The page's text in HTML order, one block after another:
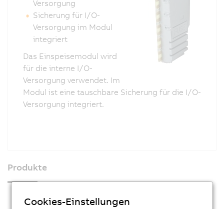
Versorgung
Sicherung für I/O-
Versorgung im Modul
integriert
Das Einspeisemodul wird
für die interne I/O-
Versorgung verwendet. Im
Modul ist eine tauschbare Sicherung für die I/O-
Versorgung integriert.
Produkte
Cookies-Einstellungen